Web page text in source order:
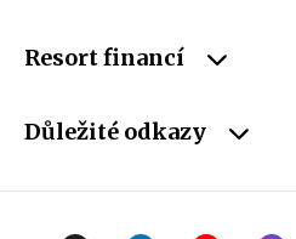
Resort financí
Důležité odkazy